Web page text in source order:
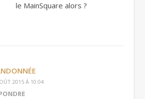
le MainSquare alors ?
2015 À 10:04